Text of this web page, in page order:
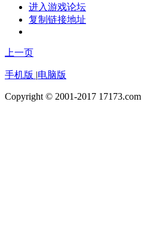
进入游戏论坛
复制链接地址
上一页
手机版 |电脑版
Copyright © 2001-2017 17173.com